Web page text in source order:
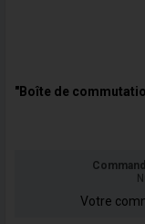
"Boîte de
Votre